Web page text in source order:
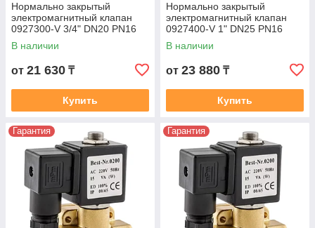
Нормально закрытый
электромагнитный клапан
0927300-V 3/4" DN20 PN16
В наличии
от 21 630 ₸
Купить
Нормально закрытый
электромагнитный клапан
0927400-V 1" DN25 PN16
В наличии
от 23 880 ₸
Купить
Гарантия Гарантия